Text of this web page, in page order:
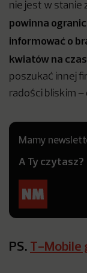
nie jest w stanie
powinna
informować o
kwiatów na czas
poszukać innej
radości bliskim –
Mamy
A Ty czytasz?
PS. T-Mobile